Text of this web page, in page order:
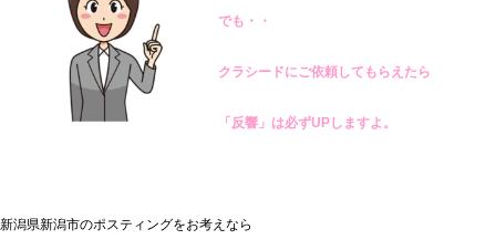
でも・・
クラシードにご依頼してもらえたら
「反響」は必ずUPしますよ。
新潟県新潟市のポスティングをお考えなら